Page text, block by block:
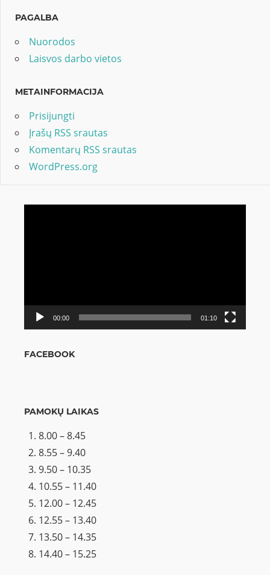
PAGALBA
Nuorodos
Laisvos darbo vietos
METAINFORMACIJA
Prisijungti
Įrašų RSS srautas
Komentarų RSS srautas
WordPress.org
00:00 01:10
FACEBOOK
PAMOKŲ LAIKAS
8.00 – 8.45
8.55 – 9.40
9.50 – 10.35
10.55 – 11.40
12.00 – 12.45
12.55 – 13.40
13.50 – 14.35
14.40 – 15.25